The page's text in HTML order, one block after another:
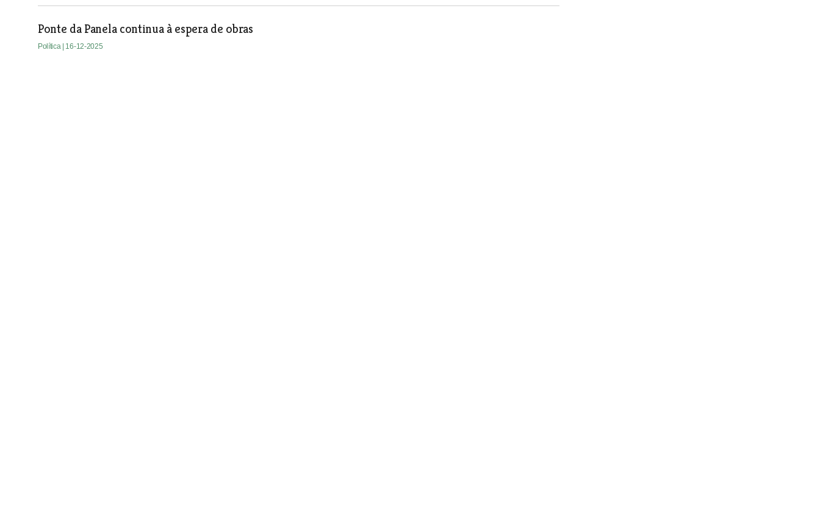
Ponte da Panela continua à espera de obras
Política | 16-12-2025